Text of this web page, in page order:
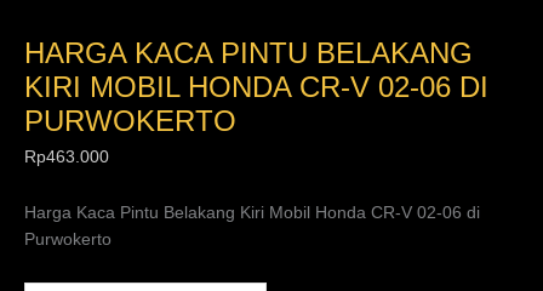
HARGA KACA PINTU BELAKANG
KIRI MOBIL HONDA CR-V 02-06 DI
PURWOKERTO
Rp463.000
Harga Kaca Pintu Belakang Kiri Mobil Honda CR-V 02-06 di
Purwokerto